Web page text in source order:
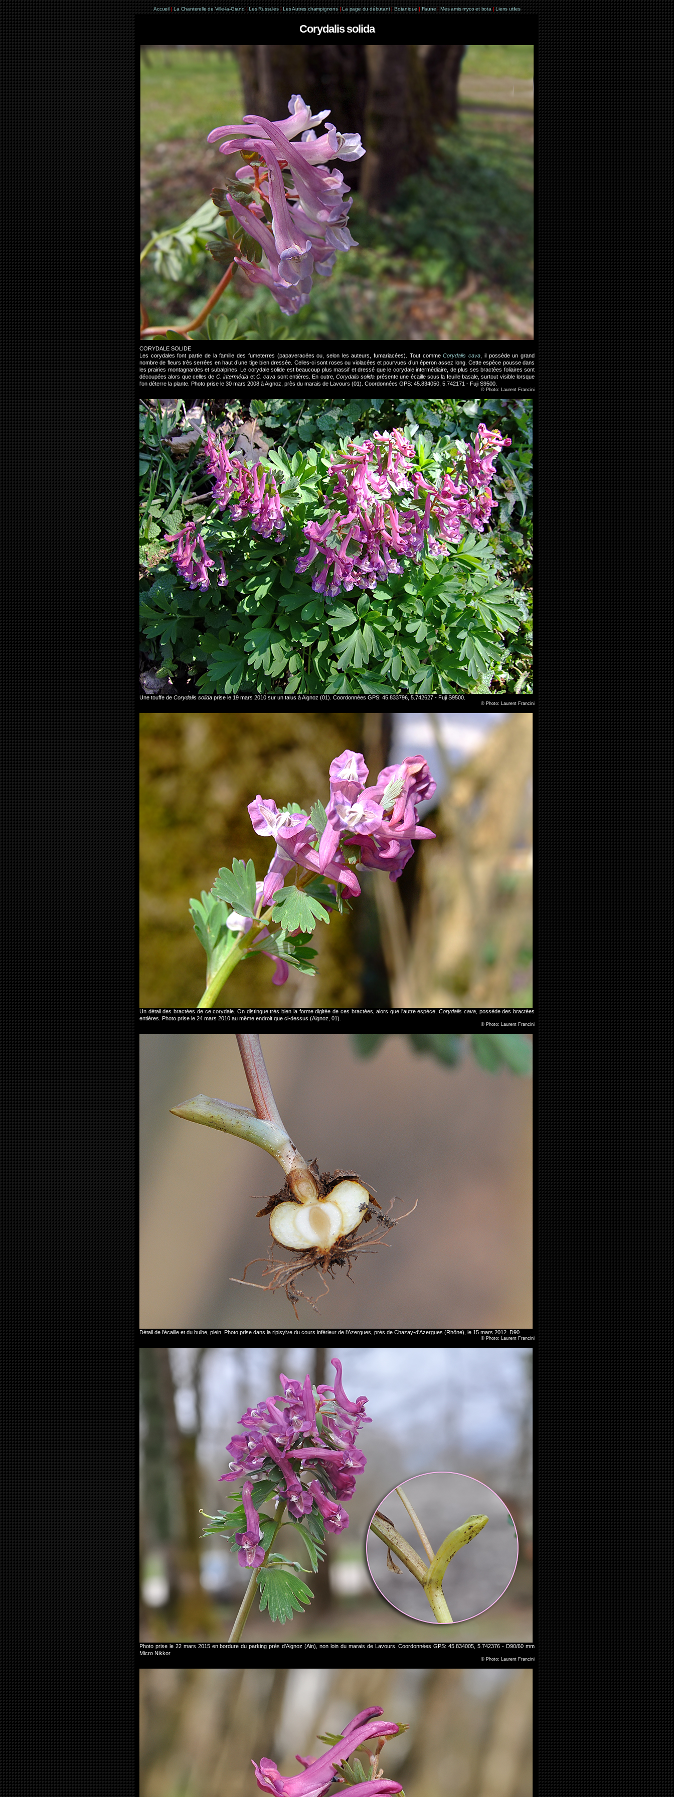
Accueil | La Chanterelle de Ville-la-Grand | Les Russules | Les Autres champignons | La page du débutant | Botanique | Faune | Mes amis myco et bota | Liens utiles
Corydalis solida
CORYDALE SOLIDE
Les corydales font partie de la famille des fumeterres (papaveracées ou, selon les auteurs, fumariacées). Tout commeCorydalis cava , il possède un grand
nombre de fleurs très serrées en haut d’une tige bien dressée. Celles-ci sont roses ou violacées et pourvues d’un éperon assez long. Cette espèce pousse dans
les prairies montagnardes et subalpines. Le corydale solide est beaucoup plus massif et dressé que le corydale intermédiaire, de plus ses bractées foliaires sont
découpées alors que celles de C. intermédia et C. cava sont entières. En outre,Corydalis solida présente une écaille sous la feuille basale, surtout visible lorsque
l'on déterre la plante. Photo prise le 30 mars 2008 à Aignoz, près du marais de Lavours (01). Coordonnées GPS: 45.834050, 5.742171 - Fuji S9500.
© Photo: Laurent Francini
Une touffe de Corydalis solida prise le 19 mars 2010 sur un talus à Aignoz (01). Coordonnées GPS: 45.833796, 5.742627 - Fuji S9500.
© Photo: Laurent Francini
Un détail des bractées de ce corydale. On distingue très bien la forme digitée de ces bractées, alors que l'autre espèce,Corydalis cava, possède des bractées
entières. Photo prise le 24 mars 2010 au même endroit que ci-dessus (Aignoz, 01).
© Photo: Laurent Francini
Détail de l'écaille et du bulbe, plein. Photo prise dans la ripisylve du cours inférieur de l'Azergues, près de Chazay-d'Azergues (Rhône), le 15 mars 2012. D90
© Photo: Laurent Francini
Photo prise le 22 mars 2015 en bordure du parking près d'Aignoz (Ain), non loin du marais de Lavours. Coordonnées GPS: 45.834005, 5.742376 - D90/60 mm
Micro Nikkor
© Photo: Laurent Francini